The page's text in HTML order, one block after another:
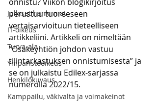
Julkiset hankinnat
IT-oikeus
Turva-ala
Ympäristöoikeus
Henkilökuvaus
Kamppailu, väkivalta ja voimakeinot
perustuu tuoreeseen
vertaisarvioituun tieteelliseen
artikkeliini. Artikkeli on nimeltään
”Osakeyhtiön johdon vastuu
tilintarkastuksen onnistumisesta” ja
se on julkaistu Edilex-sarjassa
numerolla 2022/15.